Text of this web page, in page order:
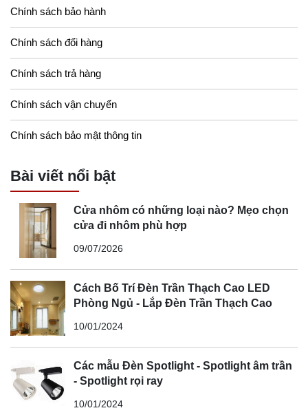
Chính sách bảo hành
Chính sách đổi hàng
Chính sách trả hàng
Chính sách vận chuyển
Chính sách bảo mật thông tin
Bài viết nổi bật
Cửa nhôm có những loại nào? Mẹo chọn
cửa đi nhôm phù hợp
09/07/2026
Cách Bố Trí Đèn Trần Thạch Cao LED
Phòng Ngủ - Lắp Đèn Trần Thạch Cao
10/01/2024
Các mẫu Đèn Spotlight - Spotlight âm trần
- Spotlight rọi ray
10/01/2024